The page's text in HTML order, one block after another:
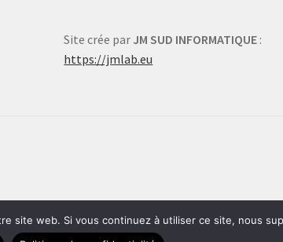
Site crée par JM SUD INFORMATIQUE :
https://jmlab.eu
site web. Si vous continuez à utiliser ce site, nous